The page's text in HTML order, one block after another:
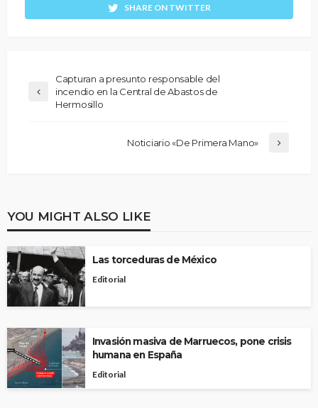
SHARE ON TWITTER
Capturan a presunto responsable del
incendio en la Central de Abastos de
Hermosillo
Noticiario «De Primera Mano»
YOU MIGHT ALSO LIKE
Las torceduras de México
Editorial
Invasión masiva de Marruecos, pone crisis
humana en España
Editorial